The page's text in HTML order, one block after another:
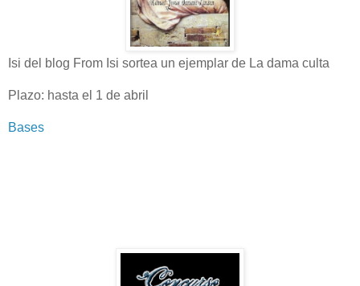
Isi del blog From Isi sortea un ejemplar de La dama culta
Plazo: hasta el 1 de abril
Bases